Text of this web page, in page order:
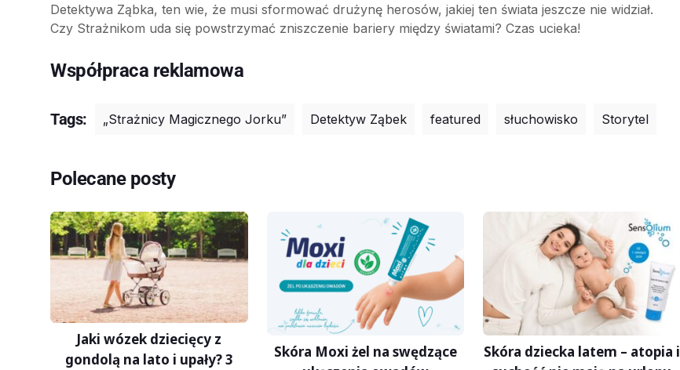
Detektywa Ząbka, ten wie, że musi sformować drużynę herosów, jakiej ten świata jeszcze nie widział.
Czy Strażnikom uda się powstrzymać zniszczenie bariery między światami? Czas ucieka!
Współpraca reklamowa
Tags: „Strażnicy Magicznego Jorku” Detektyw Ząbek featured słuchowisko Storytel
Polecane posty
Jaki wózek dziecięcy z
gondolą na lato i upały? 3
Skóra Moxi żel na swędzące
Skóra dziecka latem – atopia i